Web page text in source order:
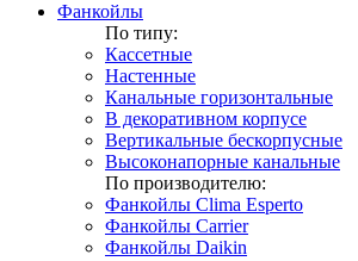
Фанкойлы
По типу:
Кассетные
Настенные
Канальные горизонтальные
В декоративном корпусе
Вертикальные бескорпусные
Высоконапорные канальные
По производителю:
Фанкойлы Clima Esperto
Фанкойлы Carrier
Фанкойлы Daikin